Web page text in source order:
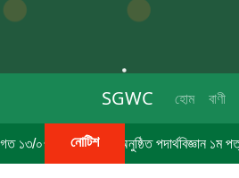
SGWC হোম বাণী
নোটিশ
২০২৬ তারিখে অনুষ্ঠিত পদার্থবিজ্ঞান ১ম পত্র,